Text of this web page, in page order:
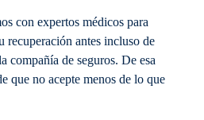
con expertos médicos para
recuperación antes incluso de
compañía de seguros. De esa
que no acepte menos de lo que